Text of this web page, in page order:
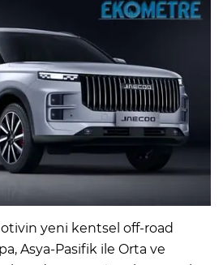
yeni kentsel off-road
Asya-Pasifik ile Orta ve